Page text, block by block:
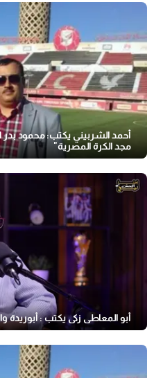
أحمد الشربيني يكتب: محمود بدر
مجد الكرة المصرية"
أبو المعاطي زكى يكتب : أبوريدة